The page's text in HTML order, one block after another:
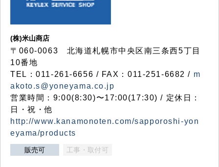
(株)米山商店
〒060-0063 北海道札幌市中央区南三条西5丁目
10番地
TEL：011-261-6656 / FAX：011-251-6682 / m
akoto.s@yoneyama.co.jp
営業時間：9:00(8:30)〜17:00(17:30) / 定休日：
日・祝・他
http://www.kanamonoten.com/sapporoshi-yon
eyama/products
販売可 工事・取付可